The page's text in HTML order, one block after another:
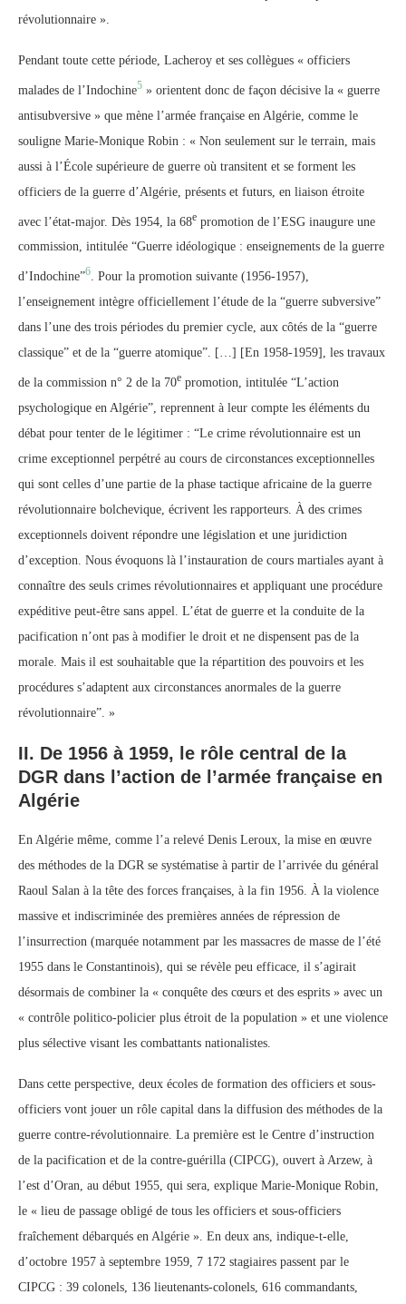
révolutionnaire ».
Pendant toute cette période, Lacheroy et ses collègues « officiers
malades de l’Indochine5 » orientent donc de façon décisive la « guerre
antisubversive » que mène l’armée française en Algérie, comme le
souligne Marie-Monique Robin : « Non seulement sur le terrain, mais
aussi à l’École supérieure de guerre où transitent et se forment les
officiers de la guerre d’Algérie, présents et futurs, en liaison étroite
avec l’état-major. Dès 1954, la 68e promotion de l’ESG inaugure une
commission, intitulée “Guerre idéologique : enseignements de la guerre
d’Indochine”6 . Pour la promotion suivante (1956-1957),
l’enseignement intègre officiellement l’étude de la “guerre subversive”
dans l’une des trois périodes du premier cycle, aux côtés de la “guerre
classique” et de la “guerre atomique”. […] [En 1958-1959], les travaux
de la commission n° 2 de la 70e promotion, intitulée “L’action
psychologique en Algérie”, reprennent à leur compte les éléments du
débat pour tenter de le légitimer : “Le crime révolutionnaire est un
crime exceptionnel perpétré au cours de circonstances exceptionnelles
qui sont celles d’une partie de la phase tactique africaine de la guerre
révolutionnaire bolchevique, écrivent les rapporteurs. À des crimes
exceptionnels doivent répondre une législation et une juridiction
d’exception. Nous évoquons là l’instauration de cours martiales ayant à
connaître des seuls crimes révolutionnaires et appliquant une procédure
expéditive peut-être sans appel. L’état de guerre et la conduite de la
pacification n’ont pas à modifier le droit et ne dispensent pas de la
morale. Mais il est souhaitable que la répartition des pouvoirs et les
procédures s’adaptent aux circonstances anormales de la guerre
révolutionnaire”. »
II. De 1956 à 1959, le rôle central de la
DGR dans l’action de l’armée française en
Algérie
En Algérie même, comme l’a relevé Denis Leroux, la mise en œuvre
des méthodes de la DGR se systématise à partir de l’arrivée du général
Raoul Salan à la tête des forces françaises, à la fin 1956. À la violence
massive et indiscriminée des premières années de répression de
l’insurrection (marquée notamment par les massacres de masse de l’été
1955 dans le Constantinois), qui se révèle peu efficace, il s’agirait
désormais de combiner la « conquête des cœurs et des esprits » avec un
« contrôle politico-policier plus étroit de la population » et une violence
plus sélective visant les combattants nationalistes.
Dans cette perspective, deux écoles de formation des officiers et sous-
officiers vont jouer un rôle capital dans la diffusion des méthodes de la
guerre contre-révolutionnaire. La première est le Centre d’instruction
de la pacification et de la contre-guérilla (CIPCG), ouvert à Arzew, à
l’est d’Oran, au début 1955, qui sera, explique Marie-Monique Robin,
le « lieu de passage obligé de tous les officiers et sous-officiers
fraîchement débarqués en Algérie ». En deux ans, indique-t-elle,
d’octobre 1957 à septembre 1959, 7 172 stagiaires passent par le
CIPCG : 39 colonels, 136 lieutenants-colonels, 616 commandants,